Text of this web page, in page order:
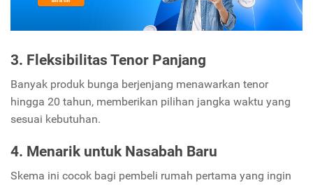
3. Fleksibilitas Tenor Panjang
Banyak produk bunga berjenjang menawarkan tenor
hingga 20 tahun, memberikan pilihan jangka waktu yang
sesuai kebutuhan.
4. Menarik untuk Nasabah Baru
Skema ini cocok bagi pembeli rumah pertama yang ingin